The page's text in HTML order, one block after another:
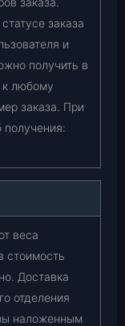
заказа
и
получить в
к любому
заказа. При
получения:
веса
стоимость
Доставка
отделения
наложенным